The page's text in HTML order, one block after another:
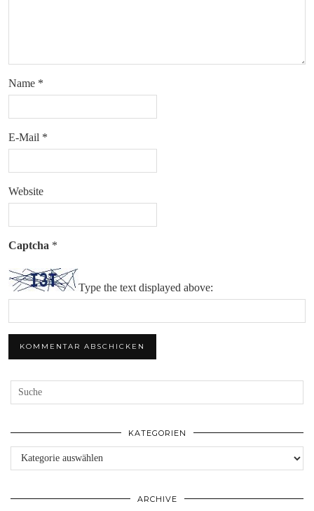
Name *
E-Mail *
Website
Captcha *
Type the text displayed above:
KATEGORIEN
Kategorien
ARCHIVE